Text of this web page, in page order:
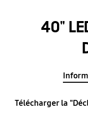
40"
Télécharger la